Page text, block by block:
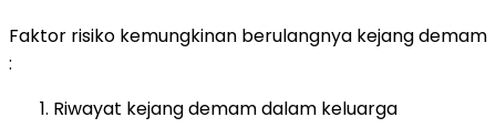
Faktor risiko kemungkinan berulangnya kejang demam
:
Riwayat kejang demam dalam keluarga